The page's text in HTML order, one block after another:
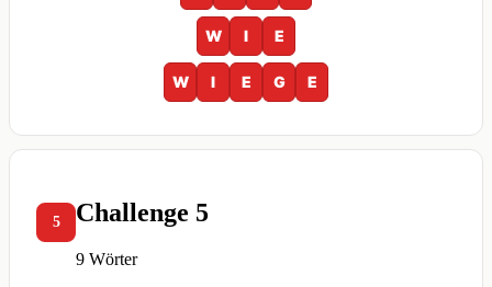
W I E
W I E G E
5 Challenge 5
9 Wörter